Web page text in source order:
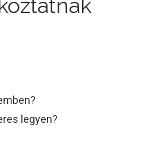
legyen?